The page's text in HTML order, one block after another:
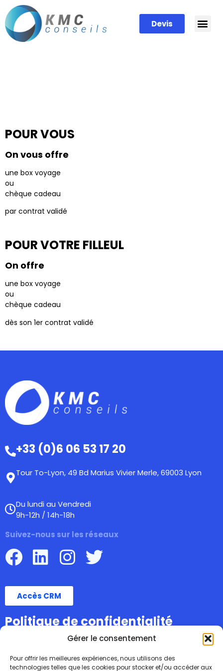
Gérer le consentement
Pour offrir les meilleures expériences, nous utilisons des
technologies telles que les cookies pour stocker et/ou accéder aux
Devis
POUR VOUS
On vous offre
une box voyage
ou
chèque cadeau
par contrat validé
POUR VOTRE FILLEUL
On offre
une box voyage
ou
chèque cadeau
dès son 1er contrat validé
+33 (0)6 06 53 17 20
Tour To-Lyon, 49 Bd Marius Vivier Merle, 69003 Lyon
Du lundi au Vendredi
9h-12h / 14h-18h
Suivez-nous sur les réseaux
Accès CRM
Politique de confidentialité